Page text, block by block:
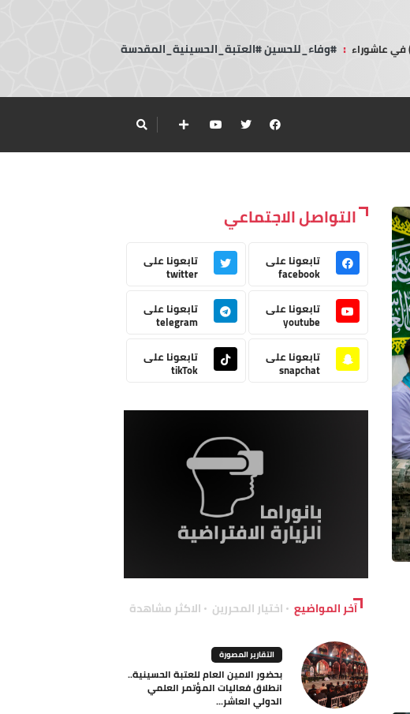
في عاشوراء : #وفاء_للحسين #العتبة_الحسينية_المقدسة
التواصل الاجتماعي
تابعونا على
facebook
تابعونا على
twitter
تابعونا على
youtube
تابعونا على
telegram
تابعونا على
snapchat
تابعونا على
tikTok
آخر المواضيع اختيار المحررين الاكثر مشاهدة
التقارير المصورة
بحضور الامين العام للعتبة الحسينية..
انطلاق فعاليات المؤتمر العلمي
الدولي العاشر...